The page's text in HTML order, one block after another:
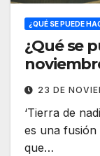
¿QUÉ SE PUEDE
¿Qué se
23 DE
‘Tierra de
es una fusión
que…